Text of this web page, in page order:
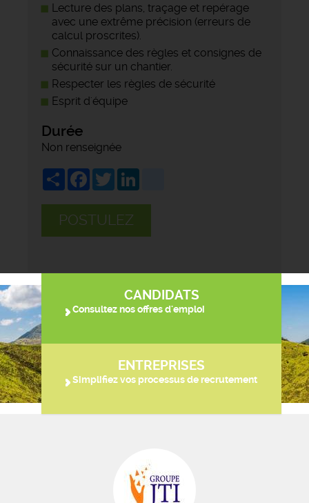
Lecture des plans, traçage et repérage
avec une extrême précision (erreurs de
calcul proscrites).
Connaissance des règles et consignes de
sécurité sur un chantier.
Respecter les règles de sécurité
Esprit d'équipe
Durée
Non renseignée
ShareFacebook
Twitter
POSTULEZ
CANDIDATS
Consultez nos offres d'emploi
ENTREPRISES
Simplifiez vos processus de recrutement